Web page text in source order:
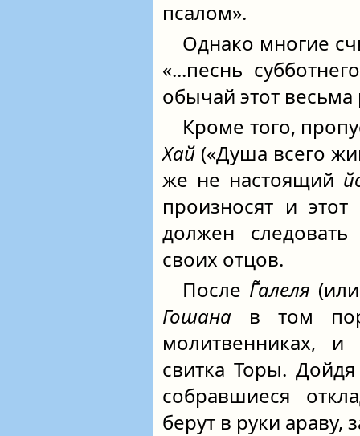
псалом».
Однако многие
«...песнь
обычай этот
Кроме того,
Хай («Душа всего
же не настоящий
произносят и
должен
своих отцов.
После Г̃алеля
Гошана в том
молитвенниках,
свитка Торы.
собравшиеся
берут в руки араву,